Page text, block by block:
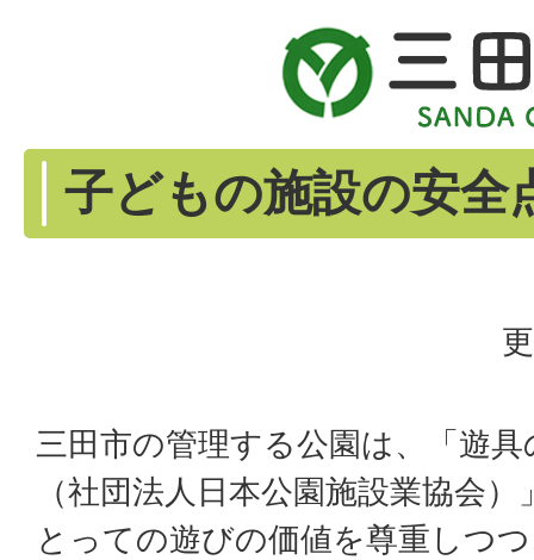
子どもの施設の安全
三田市の管理する公園は、「遊
（社団法人日本公園施設業協会
とっての遊びの価値を尊重しつ